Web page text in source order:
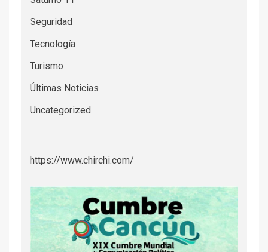
Seguridad
Tecnología
Turismo
Últimas Noticias
Uncategorized
https://www.chirchi.com/